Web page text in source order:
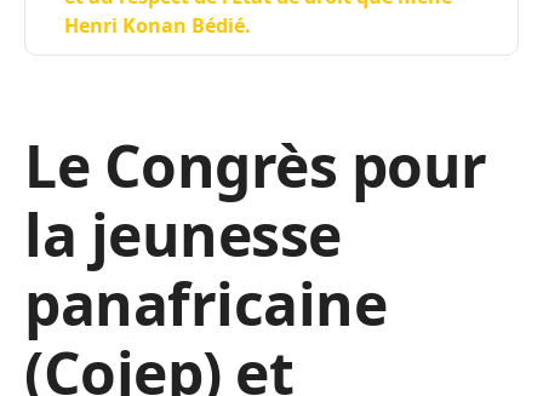
Henri Konan Bédié.
Le Congrès pour
la jeunesse
panafricaine
(Cojep) et